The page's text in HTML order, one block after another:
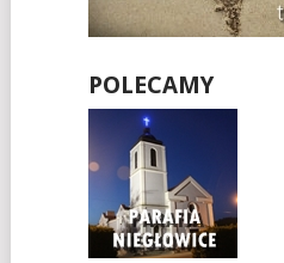
POLECAMY